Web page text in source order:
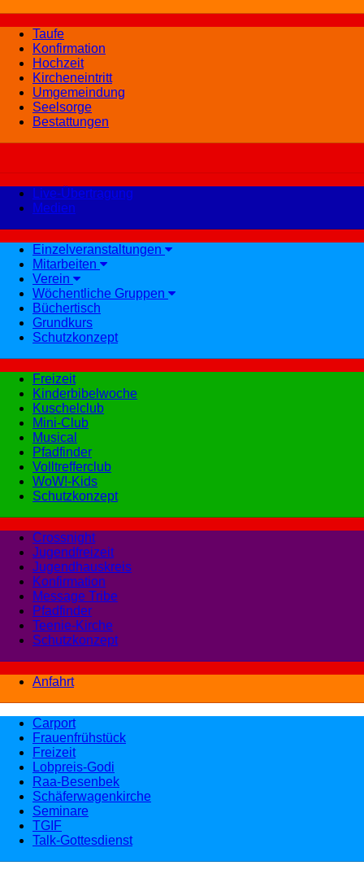
Taufe
Konfirmation
Hochzeit
Kircheneintritt
Umgemeindung
Seelsorge
Bestattungen
Live-Übertragung
Medien
Einzelveranstaltungen
Mitarbeiten
Verein
Wöchentliche Gruppen
Büchertisch
Grundkurs
Schutzkonzept
Freizeit
Kinderbibelwoche
Kuschelclub
Mini-Club
Musical
Pfadfinder
Volltrefferclub
WoW!-Kids
Schutzkonzept
Crossnight
Jugendfreizeit
Jugendhauskreis
Konfirmation
Message Tribe
Pfadfinder
Teenie-Kirche
Schutzkonzept
Anfahrt
Carport
Frauenfrühstück
Freizeit
Lobpreis-Godi
Raa-Besenbek
Schäferwagenkirche
Seminare
TGIF
Talk-Gottesdienst